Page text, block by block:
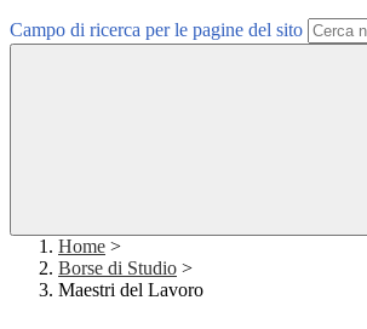
Campo di ricerca per le pagine del sito
Home >
Borse di Studio >
Maestri del Lavoro